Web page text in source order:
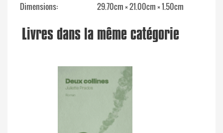
Dimensions
29.70cm × 21.00cm × 1.50cm
Livres dans la même catégorie